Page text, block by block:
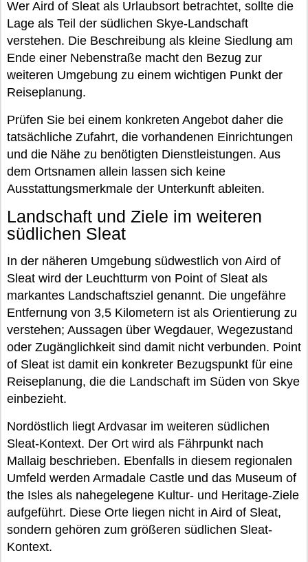
Wer Aird of Sleat als Urlaubsort betrachtet, sollte die
Lage als Teil der südlichen Skye-Landschaft
verstehen. Die Beschreibung als kleine Siedlung am
Ende einer Nebenstraße macht den Bezug zur
weiteren Umgebung zu einem wichtigen Punkt der
Reiseplanung.
Prüfen Sie bei einem konkreten Angebot daher die
tatsächliche Zufahrt, die vorhandenen Einrichtungen
und die Nähe zu benötigten Dienstleistungen. Aus
dem Ortsnamen allein lassen sich keine
Ausstattungsmerkmale der Unterkunft ableiten.
Landschaft und Ziele im weiteren
südlichen Sleat
In der näheren Umgebung südwestlich von Aird of
Sleat wird der Leuchtturm von Point of Sleat als
markantes Landschaftsziel genannt. Die ungefähre
Entfernung von 3,5 Kilometern ist als Orientierung zu
verstehen; Aussagen über Wegdauer, Wegezustand
oder Zugänglichkeit sind damit nicht verbunden. Point
of Sleat ist damit ein konkreter Bezugspunkt für eine
Reiseplanung, die die Landschaft im Süden von Skye
einbezieht.
Nordöstlich liegt Ardvasar im weiteren südlichen
Sleat-Kontext. Der Ort wird als Fährpunkt nach
Mallaig beschrieben. Ebenfalls in diesem regionalen
Umfeld werden Armadale Castle und das Museum of
the Isles als nahegelegene Kultur- und Heritage-Ziele
aufgeführt. Diese Orte liegen nicht in Aird of Sleat,
sondern gehören zum größeren südlichen Sleat-
Kontext.